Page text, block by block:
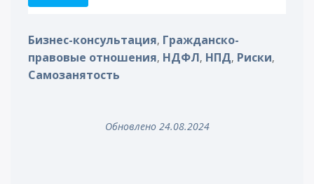
Бизнес-консультация, Гражданско-
правовые отношения, НДФЛ, НПД, Риски,
Самозанятость
Обновлено 24.08.2024